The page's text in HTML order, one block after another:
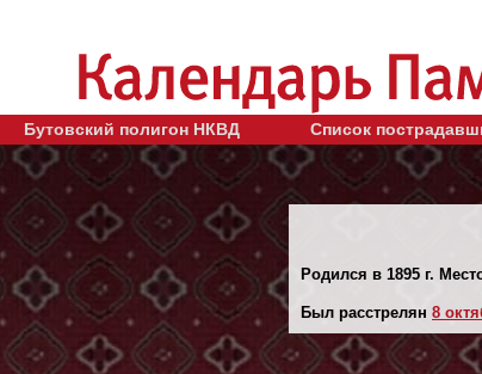
Бутовский полигон НКВД Список
Родился в 1895 г.
Был расстрелян 8